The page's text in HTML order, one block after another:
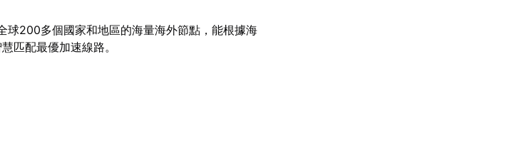
球200多個國家和地區的海量海外節點，能根據海
匹配最優加速線路。